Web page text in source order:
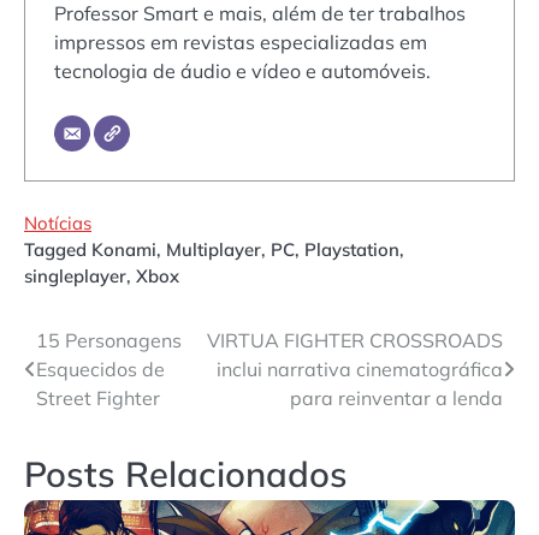
Professor Smart e mais, além de ter trabalhos
impressos em revistas especializadas em
tecnologia de áudio e vídeo e automóveis.
Notícias
Tagged Konami, Multiplayer, PC, Playstation,
singleplayer, Xbox
Navegação
de
15 Personagens
Esquecidos de
Street Fighter
VIRTUA FIGHTER CROSSROADS
inclui narrativa cinematográfica
para reinventar a lenda
Posts Relacionados